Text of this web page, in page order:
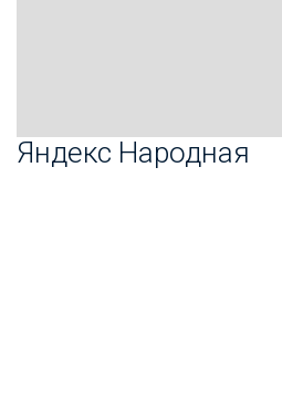
Яндекс Народная